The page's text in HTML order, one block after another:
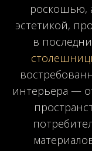
Розовый
роскошью,
эстетикой,
в
интерьера —